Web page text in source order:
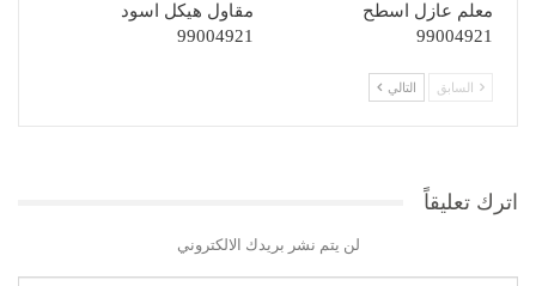
معلم عازل اسطح
99004921
مقاول هيكل اسود
99004921
السابق التالي
اترك تعليقاً
لن يتم نشر بريدك الالكتروني